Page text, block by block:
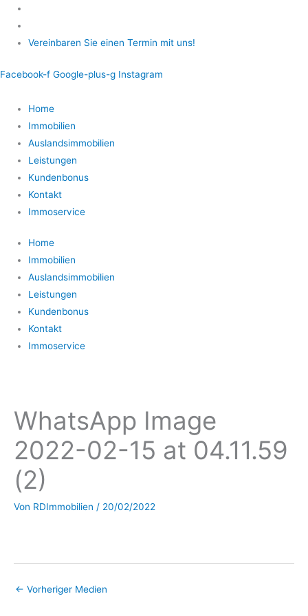
Zum
Inhalt
springenVereinbaren Sie einen Termin mit uns!
Facebook-f Google-plus-g Instagram
Home
Immobilien
Auslandsimmobilien
Leistungen
Kundenbonus
Kontakt
Immoservice
Home
Immobilien
Auslandsimmobilien
Leistungen
Kundenbonus
Kontakt
Immoservice
WhatsApp Image
2022-02-15 at 04.11.59
(2)
Von RDImmobilien / 20/02/2022
← Vorheriger Medien